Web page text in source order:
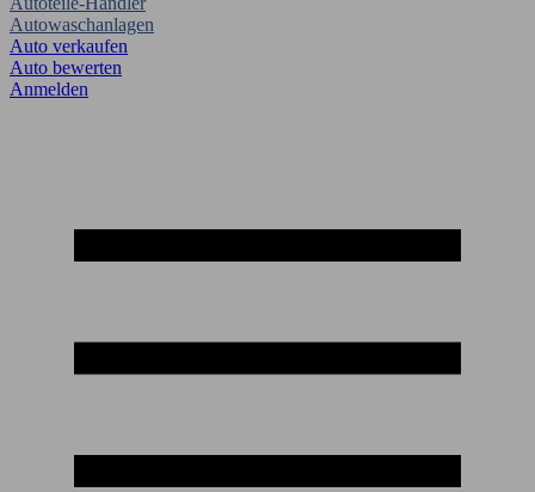
Autowaschanlagen
Auto verkaufen
Auto bewerten
Anmelden